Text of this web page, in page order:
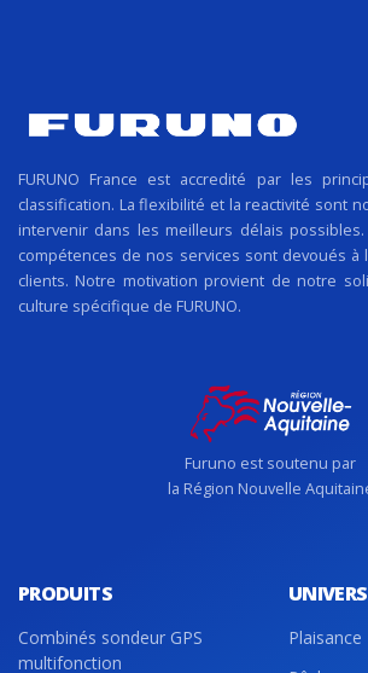
FURUNO France est accredité par les
classification. La flexibilité et la reactivité sont
intervenir dans les meilleurs délais
compétences de nos services sont devoués à
clients. Notre motivation provient de notre
culture spécifique de FURUNO.
Furuno est soutenu par
la Région Nouvelle
PRODUITS
Combinés sondeur GPS
multifonction
UNIVERS
Plaisance